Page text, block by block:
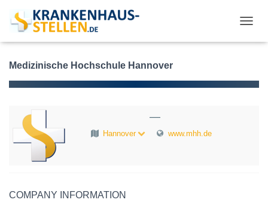
O
E
Medizinische Hochschule Hannover
—
Hannover www.mhh.de
COMPANY INFORMATION